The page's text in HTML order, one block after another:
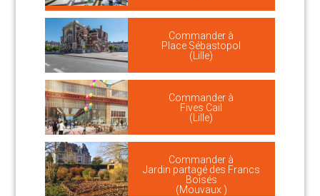
Commander à
Place Sébastopol
(Lille)
Commander à
Fives Cail
(Lille)
Commander à
Jardin partagé des Francs
Boisés
(Mouvaux )